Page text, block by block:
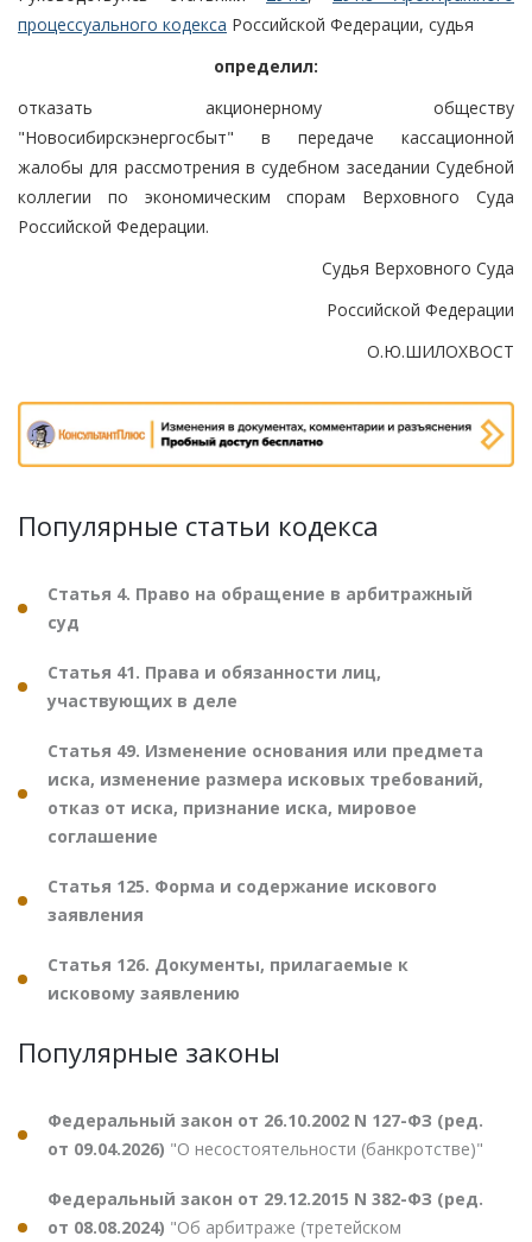
процессуального кодекса Российской Федерации, судья
определил:
отказать акционерному обществу
"Новосибирскэнергосбыт" в передаче кассационной
жалобы для рассмотрения в судебном заседании Судебной
коллегии по экономическим спорам Верховного Суда
Российской Федерации.
Судья Верховного Суда
Российской Федерации
О.Ю.ШИЛОХВОСТ
Популярные статьи кодекса
Статья 4. Право на обращение в арбитражный
суд
Статья 41. Права и обязанности лиц,
участвующих в деле
Статья 49. Изменение основания или предмета
иска, изменение размера исковых требований,
отказ от иска, признание иска, мировое
соглашение
Статья 125. Форма и содержание искового
заявления
Статья 126. Документы, прилагаемые к
исковому заявлению
Популярные законы
Федеральный закон от 26.10.2002 N 127-ФЗ (ред.
от 09.04.2026) "О несостоятельности (банкротстве)"
Федеральный закон от 29.12.2015 N 382-ФЗ (ред.
от 08.08.2024) "Об арбитраже (третейском